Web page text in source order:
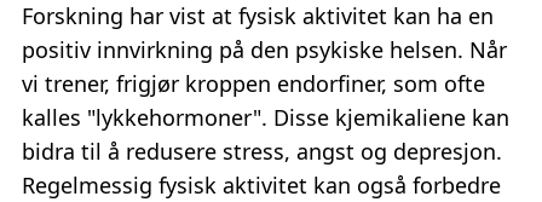
Forskning har vist at fysisk aktivitet kan ha en
positiv innvirkning på den psykiske helsen. Når
vi trener, frigjør kroppen endorfiner, som ofte
kalles "lykkehormoner". Disse kjemikaliene kan
bidra til å redusere stress, angst og depresjon.
Regelmessig fysisk aktivitet kan også forbedre